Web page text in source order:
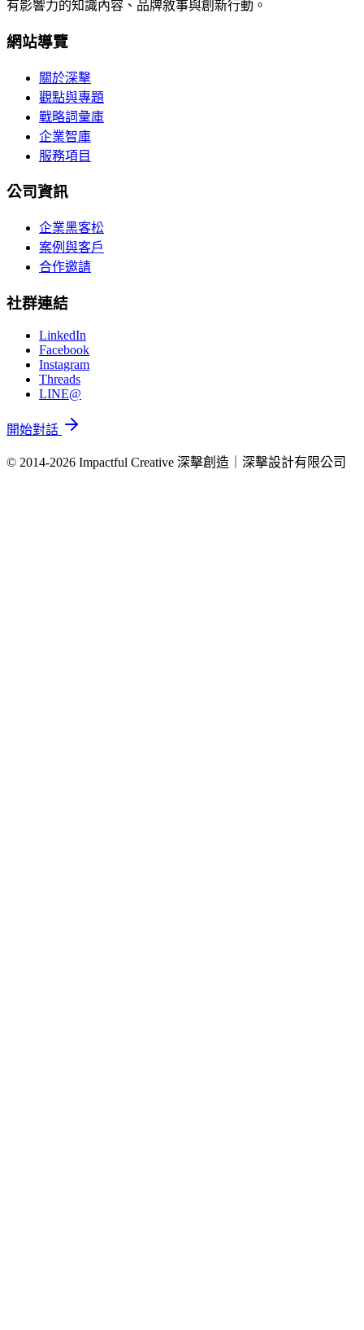
有影響力的知識內容、品牌敘事與創新行動。
網站導覽
關於深擊
觀點與專題
戰略詞彙庫
企業智庫
服務項目
公司資訊
企業黑客松
案例與客戶
合作邀請
社群連結
LinkedIn
Facebook
Instagram
Threads
LINE@
開始對話
© 2014-2026 Impactful Creative 深擊創造｜深擊設計有限公司